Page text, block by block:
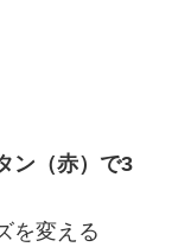
ン（赤）で3
を変える